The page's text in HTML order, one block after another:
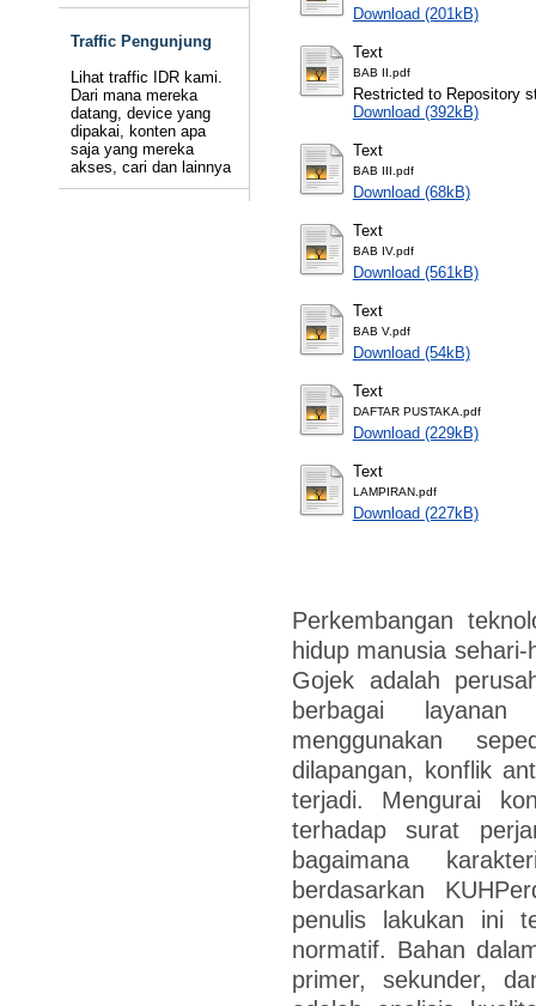
Traffic Pengunjung
Lihat traffic IDR kami.
Dari mana mereka
datang, device yang
dipakai, konten apa
saja yang mereka
akses, cari dan lainnya
Download (201kB)
Text
BAB II.pdf
Restricted to Repository
Download (392kB)
Text
BAB III.pdf
Download (68kB)
Text
BAB IV.pdf
Download (561kB)
Text
BAB V.pdf
Download (54kB)
Text
DAFTAR PUSTAKA.pdf
Download (229kB)
Text
LAMPIRAN.pdf
Download (227kB)
Perkembangan
hidup manusia
Gojek adalah
berbagai layanan
menggunakan
dilapangan, konflik
terjadi. Mengurai
terhadap surat
bagaimana
berdasarkan
penulis lakukan ini
normatif. Bahan
primer, sekunder,